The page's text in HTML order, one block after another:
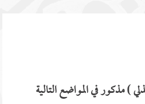
) مذكور في المواضع التالية